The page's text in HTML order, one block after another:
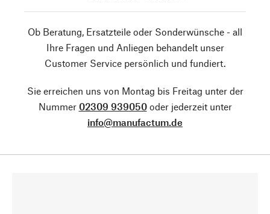
Ob Beratung, Ersatzteile oder Sonderwünsche - all
Ihre Fragen und Anliegen behandelt unser
Customer Service persönlich und fundiert.
Sie erreichen uns von Montag bis Freitag unter der
Nummer 02309 939050oder jederzeit unter
info@manufactum.de